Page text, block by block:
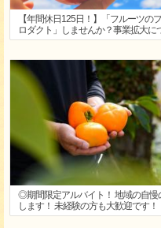
【年間休日125日！】「フルーツ
ロダクト」しませんか？事業拡大に
◎期間限定アルバイト！ 地域の自
します！ 未経験の方も大歓迎です！